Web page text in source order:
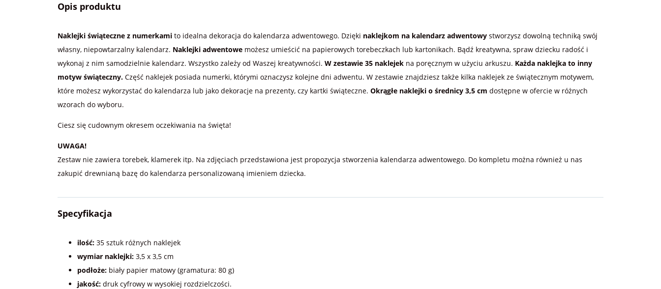
Opis produktu
Naklejki świąteczne z numerkami to idealna dekoracja do kalendarza adwentowego. Dzięki naklejkom na kalendarz adwentowy stworzysz dowolną techniką swój
własny, niepowtarzalny kalendarz. Naklejki adwentowe możesz umieścić na papierowych torebeczkach lub kartonikach. Bądź kreatywna, spraw dziecku radość i
wykonaj z nim samodzielnie kalendarz. Wszystko zależy od Waszej kreatywności. W zestawie 35 naklejek na poręcznym w użyciu arkuszu. Każda naklejka to inny
motyw świąteczny. Część naklejek posiada numerki, którymi oznaczysz kolejne dni adwentu. W zestawie znajdziesz także kilka naklejek ze świątecznym motywem,
które możesz wykorzystać do kalendarza lub jako dekoracje na prezenty, czy kartki świąteczne. Okrągłe naklejki o średnicy 3,5 cm dostępne w ofercie w różnych
wzorach do wyboru.
Ciesz się cudownym okresem oczekiwania na święta!
UWAGA!
Zestaw nie zawiera torebek, klamerek itp. Na zdjęciach przedstawiona jest propozycja stworzenia kalendarza adwentowego. Do kompletu można również u nas
zakupić drewnianą bazę do kalendarza personalizowaną imieniem dziecka.
Specyfikacja
ilość: 35 sztuk różnych naklejek
wymiar naklejki: 3,5 x 3,5 cm
podłoże: biały papier matowy (gramatura: 80 g)
jakość: druk cyfrowy w wysokiej rozdzielczości.